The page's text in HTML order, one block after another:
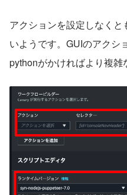
アクションを設定しなく
いようです。GUIのアクシ
pythonがかければより複雑